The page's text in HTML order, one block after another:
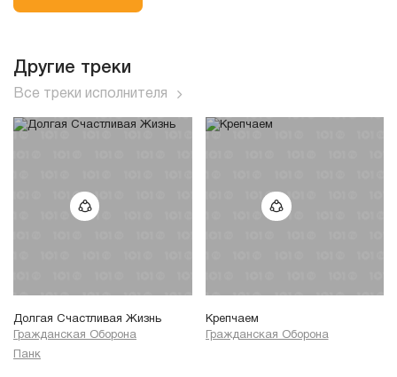
Другие треки
Все треки исполнителя
Долгая Счастливая Жизнь
Гражданская Оборона
Панк
Крепчаем
Гражданская Оборона